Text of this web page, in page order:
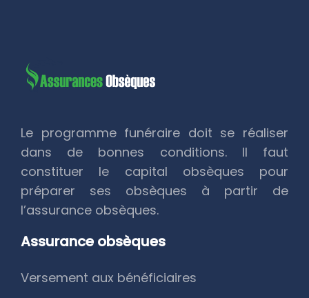
Le programme funéraire doit se réaliser
dans de bonnes conditions. Il faut
constituer le capital obsèques pour
préparer ses obsèques à partir de
l’assurance obsèques.
Assurance obsèques
Versement aux bénéficiaires